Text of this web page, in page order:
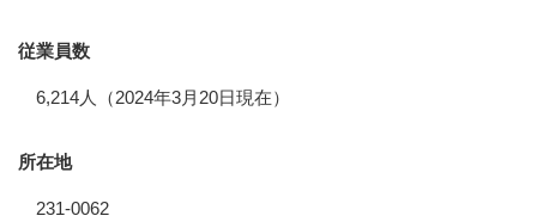
従業員数
6,214人（2024年3月20日現在）
所在地
231-0062